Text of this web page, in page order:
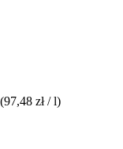
(97,48 zł / l)